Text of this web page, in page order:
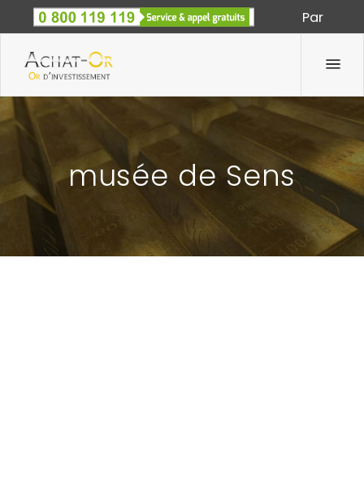
Par
Spécialiste des métaux précieux depuis 1933
musée de Sens